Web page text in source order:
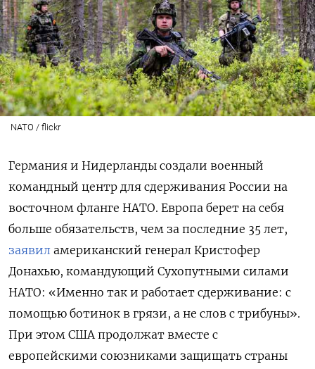
NATO / flickr
Германия и Нидерланды создали военный
командный центр для сдерживания России на
восточном фланге НАТО. Европа берет на себя
больше обязательств, чем за последние 35 лет,
заявил американский генерал Кристофер
Донахью, командующий Сухопутными силами
НАТО: «Именно так и работает сдерживание: с
помощью ботинок в грязи, а не слов с трибуны».
При этом США продолжат вместе с
европейскими союзниками защищать страны